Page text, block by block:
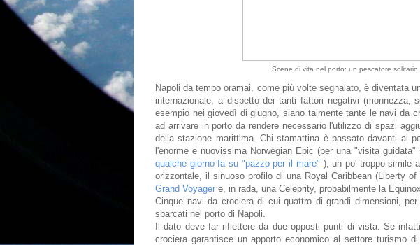
Scene di vita nel porto: un pescatore
Napoli da tempo oramai, come più volte segnalato, è diventata
internazionale, a dispetto dei tanti fattori negativi (monnezza,
esempio nei giovedì di giugno, siano talmente tante le navi da
ad arrivare in porto da rendere necessario l'utilizzo di spazi
della stazione marittima. Chi stamattina è passato davanti al
l'enorme e nuovissima Norwegian Epic (per una "visita
qualche giorno fa su "pazzo per il mare" ), un po' troppo simile
orizzontale, il sinuoso profilo di una Royal Caribbean (Liberty
Grand Voyager e, in rada, una Celebrity, probabilmente la Equinox.
Cinque navi da crociera di cui quattro di grandi dimensioni,
sbarcati nel porto di Napoli.
Il dato deve far riflettere da due opposti punti di vista. Se
crociera garantisce un apporto economico al settore turismo